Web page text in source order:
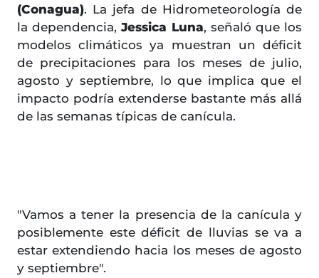
(Conagua). La jefa de Hidrometeorología de
la dependencia,Jessica Luna, señaló que los
modelos climáticos ya muestran un déficit
de precipitaciones para los meses de julio,
agosto y septiembre, lo que implica que el
impacto podría extenderse bastante más allá
de las semanas típicas de canícula.
"Vamos a tener la presencia de la canícula y
posiblemente este déficit de lluvias se va a
estar extendiendo hacia los meses de agosto
y septiembre".